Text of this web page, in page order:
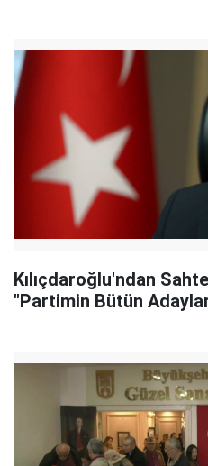
Kılıçdaroğlu'ndan
"Partimin Bütün